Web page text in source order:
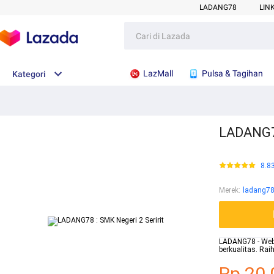
LADANG78
Kategori LazMall Pulsa & Tagihan
Merek: ladang78
LADANG78 -
berkualitas.